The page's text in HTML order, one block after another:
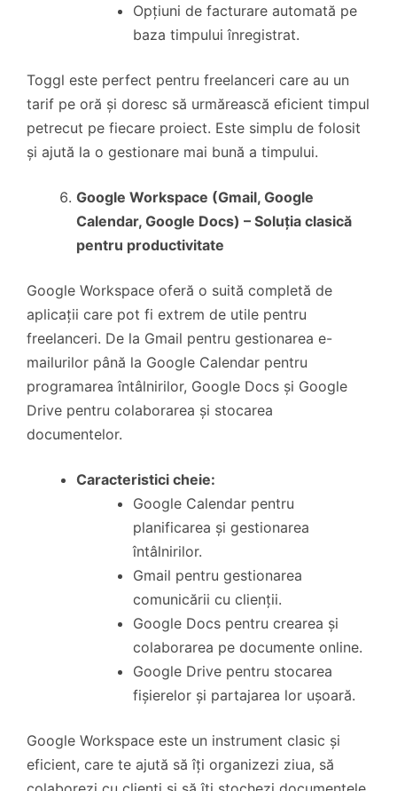
Opțiuni de facturare automată pe
baza timpului înregistrat.
Toggl este perfect pentru freelanceri care au un
tarif pe oră și doresc să urmărească eficient timpul
petrecut pe fiecare proiect. Este simplu de folosit
și ajută la o gestionare mai bună a timpului.
Google Workspace (Gmail, Google
Calendar, Google Docs) – Soluția clasică
pentru productivitate
Google Workspace oferă o suită completă de
aplicații care pot fi extrem de utile pentru
freelanceri. De la Gmail pentru gestionarea e-
mailurilor până la Google Calendar pentru
programarea întâlnirilor, Google Docs și Google
Drive pentru colaborarea și stocarea
documentelor.
Caracteristici cheie:
Google Calendar pentru
planificarea și gestionarea
întâlnirilor.
Gmail pentru gestionarea
comunicării cu clienții.
Google Docs pentru crearea și
colaborarea pe documente online.
Google Drive pentru stocarea
fișierelor și partajarea lor ușoară.
Google Workspace este un instrument clasic și
eficient, care te ajută să îți organizezi ziua, să